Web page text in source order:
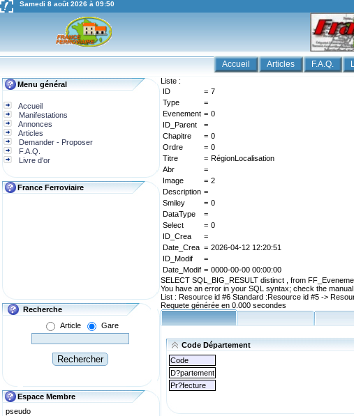
Samedi 8 août 2026 à 09:50
Accueil Articles F.A.Q.
Menu général
Accueil
Manifestations
Annonces
Articles
Demander - Proposer
F.A.Q.
Livre d'or
France Ferroviaire
Recherche
Article
Gare
Espace Membre
pseudo
Liste :
ID
= 7
Type
=
Evenement = 0
ID_Parent
=
Chapitre
= 0
Ordre
= 0
Titre
= RégionLocalisation
Abr
=
Image
= 2
Description =
Smiley
= 0
DataType
=
Select
= 0
ID_Crea
=
Date_Crea = 2026-04-12 12:20:51
ID_Modif
=
Date_Modif = 0000-00-00 00:00:00
SELECT SQL_BIG_RESULT distinct , from
You have an error in your SQL syntax; check the
List : Resource id #6 Standard :Resource id #5 ->
Requete générée en 0.000 secondes
Code Département
Code
D?partement
Pr?fecture